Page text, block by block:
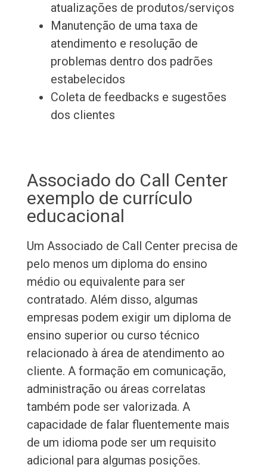
atualizações de produtos/serviços
Manutenção de uma taxa de
atendimento e resolução de
problemas dentro dos padrões
estabelecidos
Coleta de feedbacks e sugestões
dos clientes
Associado do Call Center
exemplo de currículo
educacional
Um Associado de Call Center precisa de
pelo menos um diploma do ensino
médio ou equivalente para ser
contratado. Além disso, algumas
empresas podem exigir um diploma de
ensino superior ou curso técnico
relacionado à área de atendimento ao
cliente. A formação em comunicação,
administração ou áreas correlatas
também pode ser valorizada. A
capacidade de falar fluentemente mais
de um idioma pode ser um requisito
adicional para algumas posições.